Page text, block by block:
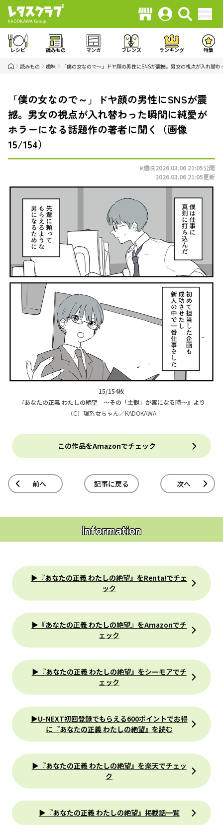
レシピ 読みもの マンガ フレンズ ランキング 特集
読みもの 趣味 「僕の女なので～」ドヤ顔の男性にSNSが震撼。男女の視点が入れ替
「僕の女なので～」ドヤ顔の男性にSNSが震
撼。男女の視点が入れ替わった瞬間に純愛が
ホラーになる話題作の著者に聞く（画像
15/154）
#趣味2026.03.06 21:05公開
2026.03.06 21:05更新
15/154枚
『あなたの正義 わたしの絶望 ～その「主観」が毒になる時～』より
（C）理系女ちゃん／KADOKAWA
この作品をAmazonでチェック
前へ 記事に戻る 次へ
Information
▶『あなたの正義 わたしの絶望』をRenta!でチェ
ック
▶『あなたの正義 わたしの絶望』をAmazonでチ
ェック
▶『あなたの正義 わたしの絶望』をシーモアでチ
ェック
▶U-NEXT初回登録でもらえる600ポイントでお得
に『あなたの正義 わたしの絶望』を読む
▶『あなたの正義 わたしの絶望』を楽天でチェッ
ク
▶『あなたの正義 わたしの絶望』掲載話一覧